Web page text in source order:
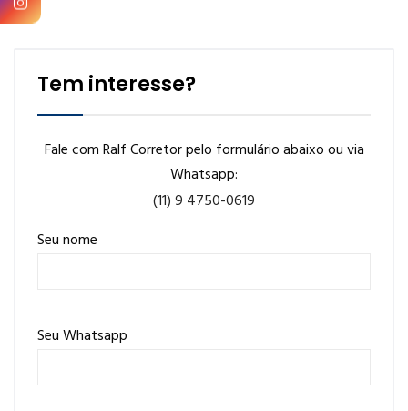
Tem interesse?
Fale com Ralf Corretor pelo formulário abaixo ou via
Whatsapp:
(11) 9 4750-0619
Seu nome
Seu Whatsapp